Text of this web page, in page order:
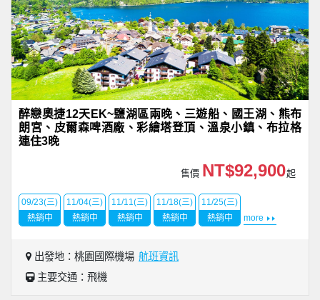
醉戀奧捷12天EK~鹽湖區兩晚、三遊船、國王湖、熊布
朗宮、皮爾森啤酒廠、彩繪塔登頂、溫泉小鎮、布拉格
連住3晚
售價 NT$92,900起
09/23(三)
熱銷中
11/04(三)
熱銷中
11/11(三)
熱銷中
11/18(三)
熱銷中
11/25(三)
熱銷中
more
出發地：桃園國際機場 航班資訊
主要交通：飛機